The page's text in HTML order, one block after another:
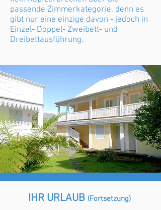
passende Zimmerkategorie, denn es
gibt nur eine einzige davon - jedoch in
Einzel- Doppel- Zweibett- und
Dreibettausführung.
IHR URLAUB (Fortsetzung)